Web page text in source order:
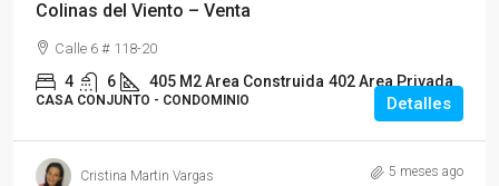
Colinas del Viento – Venta
Calle 6 # 118-20
4 6 405 M2 Area Construida 402 Area Privada
CASA CONJUNTO - CONDOMINIO Detalles
Cristina Martin Vargas 5 meses ago